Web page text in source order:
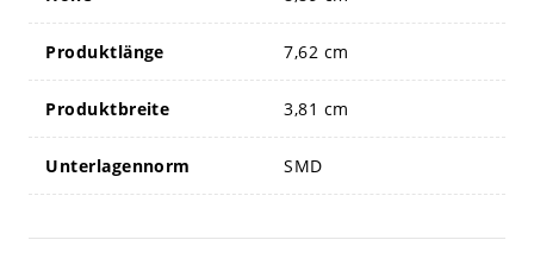
Produktlänge 7,62 cm
Produktbreite 3,81 cm
Unterlagennorm SMD